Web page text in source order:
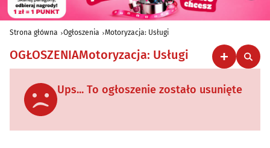
Strona główna Ogłoszenia Motoryzacja: Usługi
OGŁOSZENIAMotoryzacja: Usługi
Ups... To ogłoszenie zostało usunięte